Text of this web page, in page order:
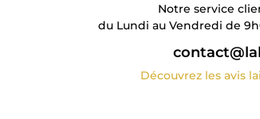
Notre service
du Lundi au Vendredi de
Découvrez les avis